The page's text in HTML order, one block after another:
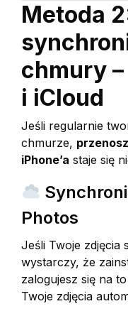
Metoda
chmury
i iCloud
Jeśli regularnie
chmurze,
iPhone’a staje się
Photos
Jeśli Twoje zdjęcia
wystarczy, że
zalogujesz się na
Twoje zdjęcia